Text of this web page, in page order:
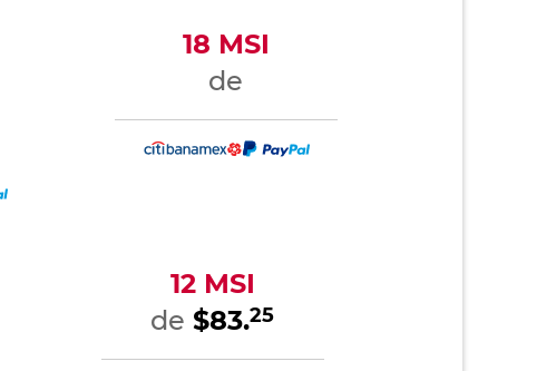
18 MSI
de
12 MSI
de $83.25